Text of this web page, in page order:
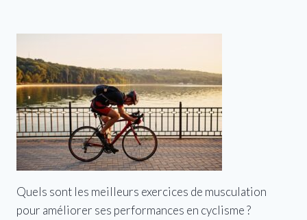
Quels sont les meilleurs exercices de musculation
pour améliorer ses performances en cyclisme ?